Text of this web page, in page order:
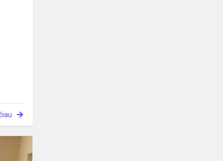
gimtoji